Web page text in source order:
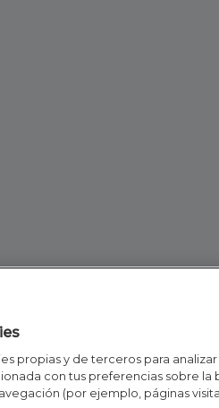
propias y de terceros para
con tus preferencias sobre la
(por ejemplo, páginas